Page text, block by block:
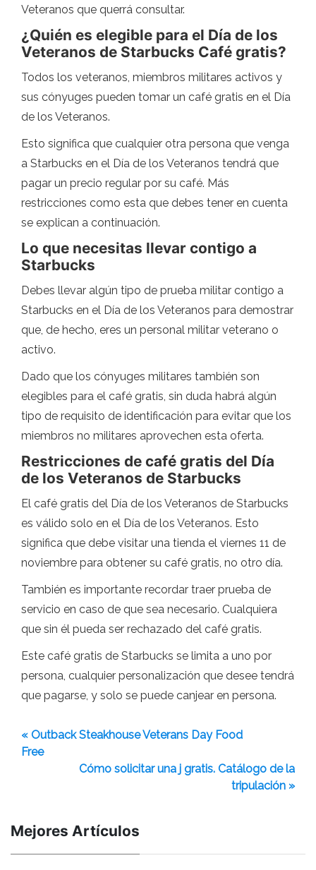
Veteranos que querrá consultar.
¿Quién es elegible para el Día de los
Veteranos de Starbucks Café gratis?
Todos los veteranos, miembros militares activos y
sus cónyuges pueden tomar un café gratis en el Día
de los Veteranos.
Esto significa que cualquier otra persona que venga
a Starbucks en el Día de los Veteranos tendrá que
pagar un precio regular por su café. Más
restricciones como esta que debes tener en cuenta
se explican a continuación.
Lo que necesitas llevar contigo a
Starbucks
Debes llevar algún tipo de prueba militar contigo a
Starbucks en el Día de los Veteranos para demostrar
que, de hecho, eres un personal militar veterano o
activo.
Dado que los cónyuges militares también son
elegibles para el café gratis, sin duda habrá algún
tipo de requisito de identificación para evitar que los
miembros no militares aprovechen esta oferta.
Restricciones de café gratis del Día
de los Veteranos de Starbucks
El café gratis del Día de los Veteranos de Starbucks
es válido solo en el Día de los Veteranos. Esto
significa que debe visitar una tienda el viernes 11 de
noviembre para obtener su café gratis, no otro día.
También es importante recordar traer prueba de
servicio en caso de que sea necesario. Cualquiera
que sin él pueda ser rechazado del café gratis.
Este café gratis de Starbucks se limita a uno por
persona, cualquier personalización que desee tendrá
que pagarse, y solo se puede canjear en persona.
« Outback Steakhouse Veterans Day Food
Free
Cómo solicitar una j gratis. Catálogo de la
tripulación »
Mejores Artículos